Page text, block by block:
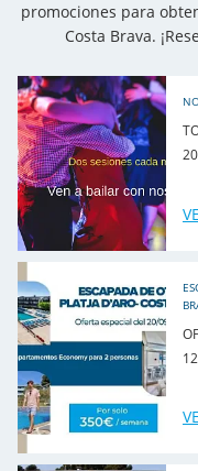
promociones para
Costa Brava.